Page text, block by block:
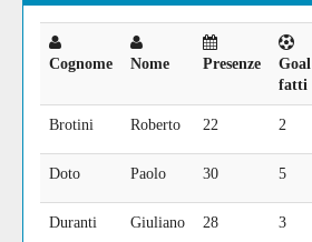
Cognome Nome Presenze
Goal
fatti
Brotini Roberto 22 2
Doto Paolo 30 5
Duranti Giuliano 28 3